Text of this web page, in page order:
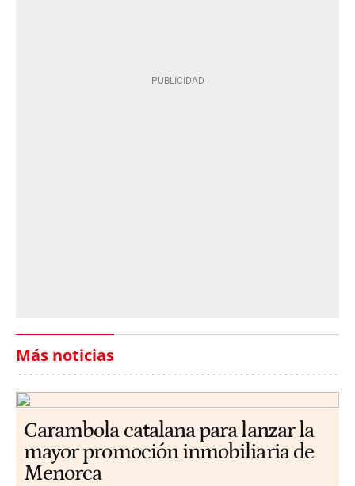
Más noticias
Carambola catalana para lanzar la
mayor promoción inmobiliaria de
Menorca